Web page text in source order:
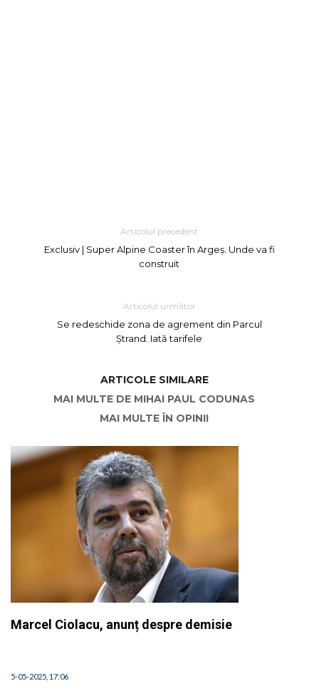
Articolul precedent
Exclusiv | Super Alpine Coaster în Argeș. Unde va fi
construit
Articolul următor
Se redeschide zona de agrement din Parcul
Ștrand. Iată tarifele
ARTICOLE SIMILARE
MAI MULTE DE MIHAI PAUL CODUNAS
MAI MULTE ÎN OPINII
Marcel Ciolacu, anunț despre demisie
5-05-2025, 17:06